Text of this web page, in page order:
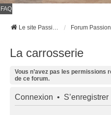
FAQ
Le site Passion XM
La carrosserie
Vous n’avez pas les permissions
de ce forum.
Connexion • S’enregistrer